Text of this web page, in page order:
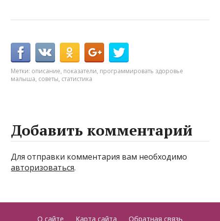
Метки: описание, показатели, программировать здоровье
малыша, советы, статистика
Добавить комментарий
Для отправки комментария вам необходимо
авторизоваться.
О сайте Карта сайта Обратная связь